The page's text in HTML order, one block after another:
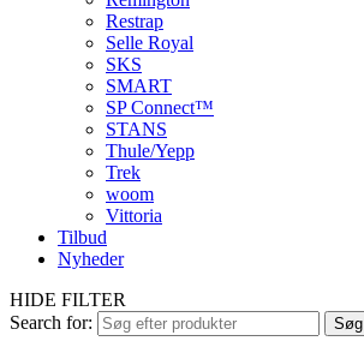
Restrap
Selle Royal
SKS
SMART
SP Connect™
STANS
Thule/Yepp
Trek
woom
Vittoria
Tilbud
Nyheder
HIDE FILTER
Search for:
Søg